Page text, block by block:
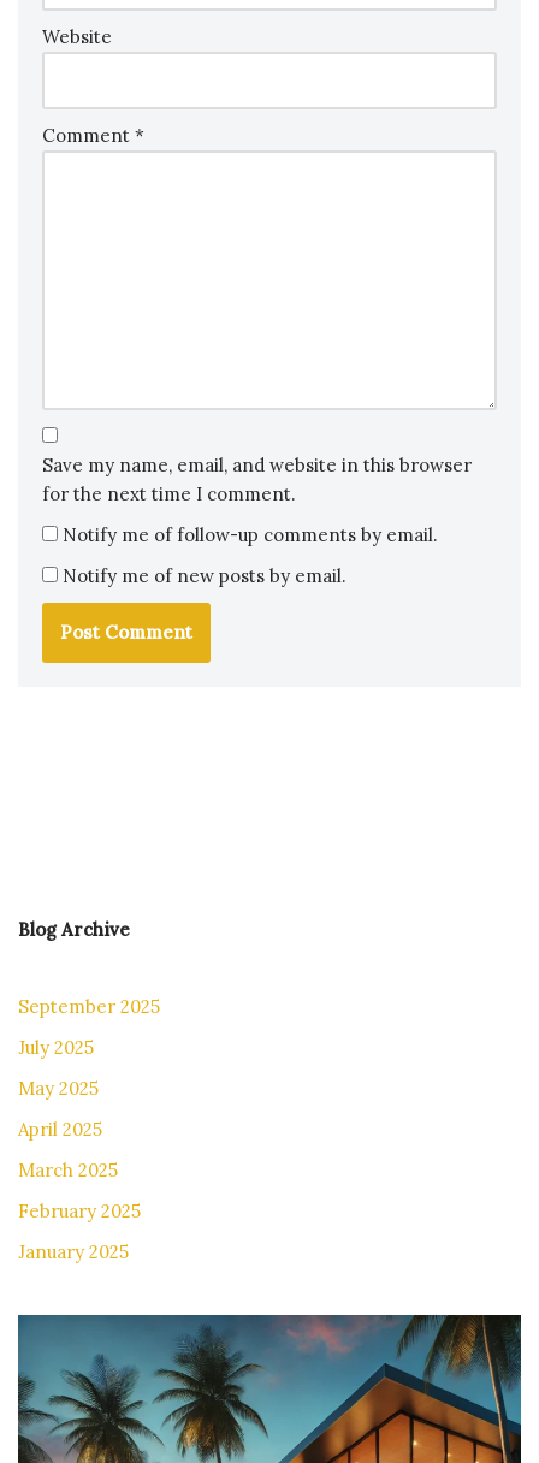
Website
Comment *
Save my name, email, and website in this browser
for the next time I comment.
Notify me of follow-up comments by email.
Notify me of new posts by email.
Blog Archive
September 2025
July 2025
May 2025
April 2025
March 2025
February 2025
January 2025